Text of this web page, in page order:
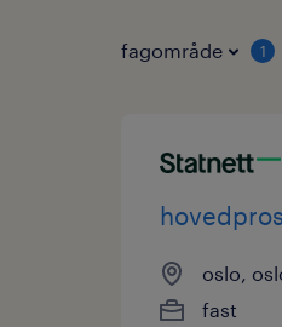
fagområde 1
oslo,
fast